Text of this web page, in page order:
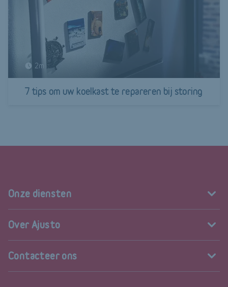
2m
7 tips om uw koelkast te repareren bij storing
Onze diensten
Over Ajusto
Contacteer ons